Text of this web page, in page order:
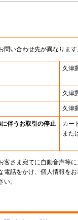
い合わせ先が異なります
久津
久津
久津
伴うお取引の停止 カー
また
客さま宛てに自動音声等
電話をかけ、個人情報をお
い。